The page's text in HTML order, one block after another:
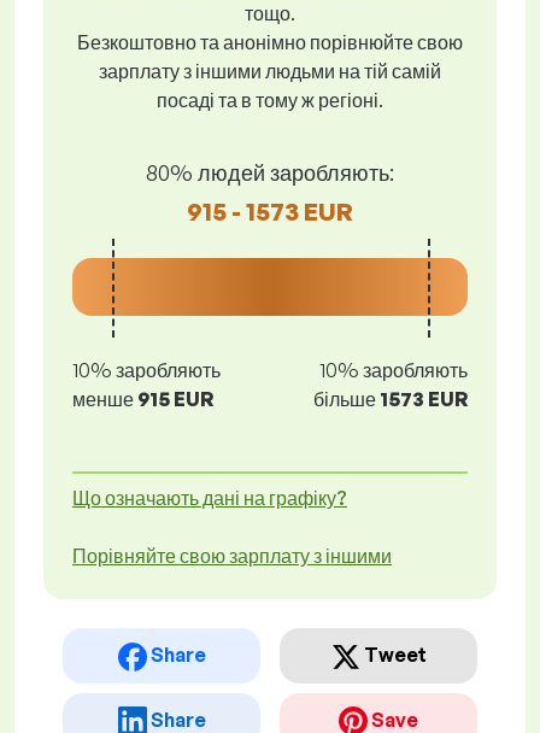
тощо.
Безкоштовно та анонімно порівнюйте свою
зарплату з іншими людьми на тій самій
посаді та в тому ж регіоні.
80% людей заробляють:
915 - 1573 EUR
10% заробляють
менше 915 EUR
10% заробляють
більше 1573 EUR
Що означають дані на графіку?
Порівняйте свою зарплату з іншими
Share Tweet
Share Save